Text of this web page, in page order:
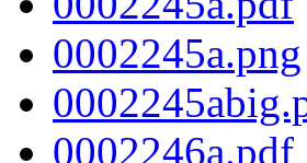
0002245a.png
0002246a.pdf